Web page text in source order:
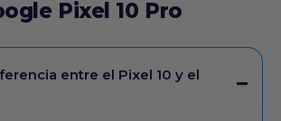
Pixel 10 Pro
entre el Pixel 10 y el